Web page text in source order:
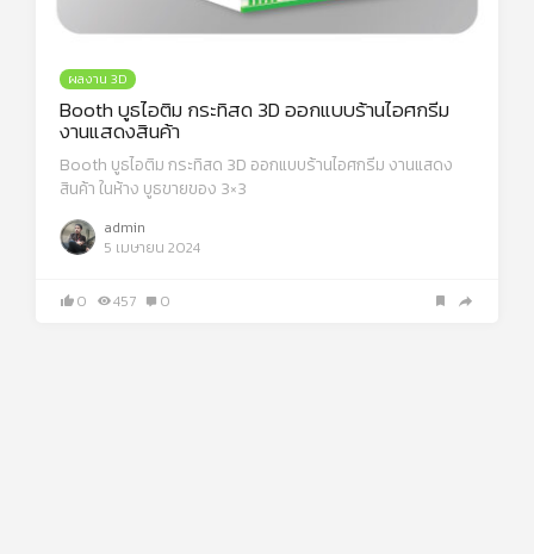
ผลงาน 3D
Booth บูธไอติม กระทิสด 3D ออกแบบร้านไอศกรีม
งานแสดงสินค้า
Booth บูธไอติม กระทิสด 3D ออกแบบร้านไอศกรีม งานแสดง
สินค้า ในห้าง บูธขายของ 3×3
admin
5 เมษายน 2024
0 457 0